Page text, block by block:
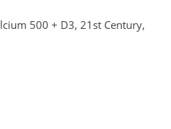
500 + D3, 21st Century,